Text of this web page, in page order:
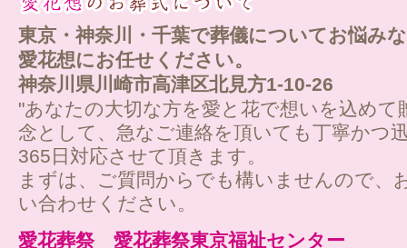
東京・神奈川・千葉で葬儀についてお悩み
愛花想にお任せください。
神奈川県川崎市高津区北見方1-10-26
"あなたの大切な方を愛と花で想いを込めて
念として、急なご連絡を頂いても丁寧かつ
365日対応させて頂きます。
まずは、ご質問からでも構いませんので、
い合わせください。
愛花葬祭 愛花葬祭東京福祉センター